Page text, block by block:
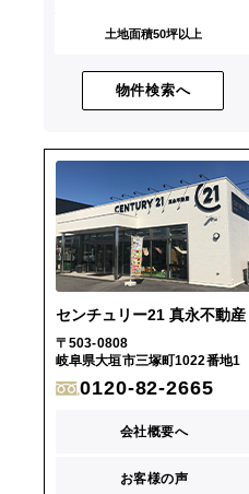
土地面積50坪以上
物件検索へ
センチュリー21 真永不動産
〒503-0808
岐阜県大垣市三塚町1022番地1
0120-82-2665
会社概要へ
お客様の声